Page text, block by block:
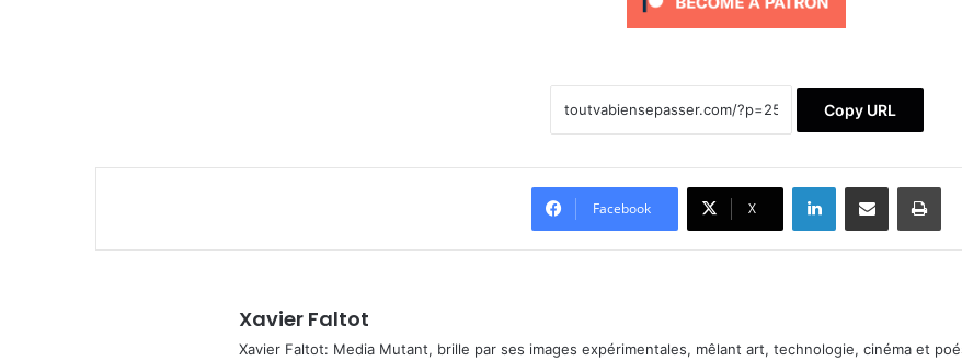
Copy URL
Facebook X
Xavier Faltot
Xavier Faltot: Media Mutant, brille par ses images expérimentales, mêlant art, technologie, cinéma et